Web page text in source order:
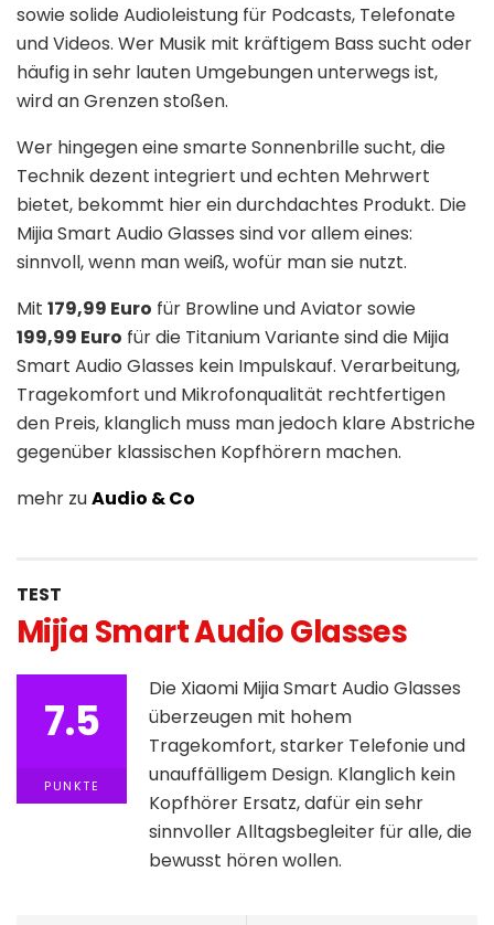
sowie solide Audioleistung für Podcasts, Telefonate
und Videos. Wer Musik mit kräftigem Bass sucht oder
häufig in sehr lauten Umgebungen unterwegs ist,
wird an Grenzen stoßen.
Wer hingegen eine smarte Sonnenbrille sucht, die
Technik dezent integriert und echten Mehrwert
bietet, bekommt hier ein durchdachtes Produkt. Die
Mijia Smart Audio Glasses sind vor allem eines:
sinnvoll, wenn man weiß, wofür man sie nutzt.
Mit 179,99 Euro für Browline und Aviator sowie
199,99 Euro für die Titanium Variante sind die Mijia
Smart Audio Glasses kein Impulskauf. Verarbeitung,
Tragekomfort und Mikrofonqualität rechtfertigen
den Preis, klanglich muss man jedoch klare Abstriche
gegenüber klassischen Kopfhörern machen.
mehr zuAudio & Co
TEST
Mijia Smart Audio Glasses
7.5
PUNKTE
Die Xiaomi Mijia Smart Audio Glasses
überzeugen mit hohem
Tragekomfort, starker Telefonie und
unauffälligem Design. Klanglich kein
Kopfhörer Ersatz, dafür ein sehr
sinnvoller Alltagsbegleiter für alle, die
bewusst hören wollen.